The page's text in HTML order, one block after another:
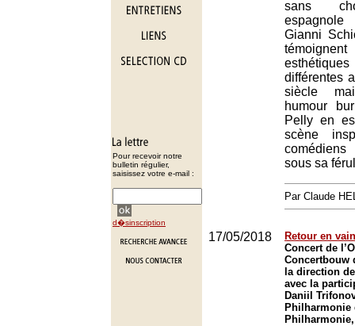
Pour recevoir notre
bulletin régulier,
saisissez votre e-mail :
d�sinscription
sans
Gianni
différentes
siècle
humour
Pelly en
scène
comédiens
sous sa
Par Claude
17/05/2018
Retour en
Concert de
Concertbouw
la direction
avec la
Daniil
Philharmonie